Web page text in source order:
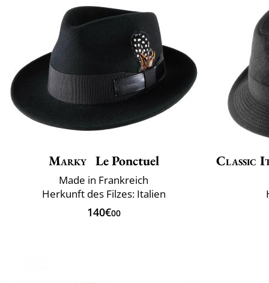
Marky Le Ponctuel
Made in Frankreich
Herkunft des Filzes: Italien
140€00
Classic